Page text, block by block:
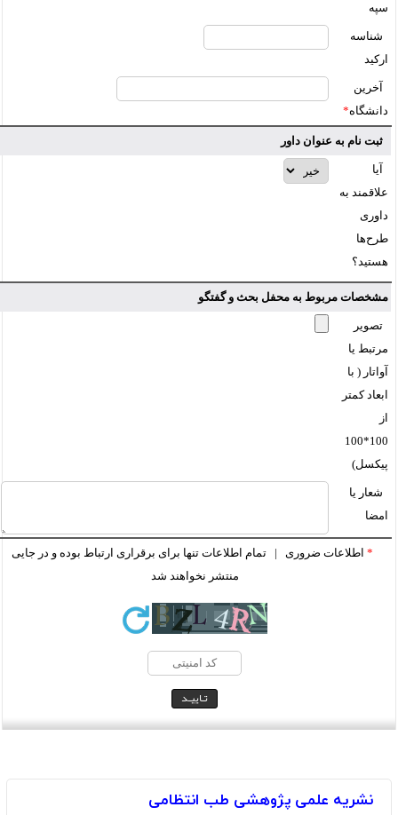
سپه
شناسه
ارکید
آخرین
دانشگاه*
ثبت نام به عنوان داور
آیا
علاقمند به
داوری
طرح‌ها
هستید؟
مشخصات مربوط به محفل بحث و گفتگو
تصویر
مرتبط یا
آواتار ( با
ابعاد کمتر
از
100*100
پیکسل)
شعار یا
امضا
*اطلاعات ضروری | تمام اطلاعات تنها برای برقراری ارتباط بوده و در جایی
منتشر نخواهند شد
نشریه علمی پژوهشی طب انتظامی